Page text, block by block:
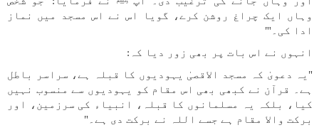
وہاں ایک چراغ روشن کرے، گویا اس نے اس مسجد میں نماز
ادا کی۔'"
انہوں نے اس بات پر بھی زور دیا کہ:
"یہ دعویٰ کہ مسجد الاقصیٰ یہودیوں کا قبلہ ہے، سراسر باطل
ہے۔ قرآن نے کبھی بھی اس مقام کو یہودیوں سے منسوب نہیں
کیا، بلکہ یہ مسلمانوں کا قبلہ، انبیاء کی سرزمین، اور
برکت والا مقام ہے جسے اللہ نے برکت دی ہے۔"